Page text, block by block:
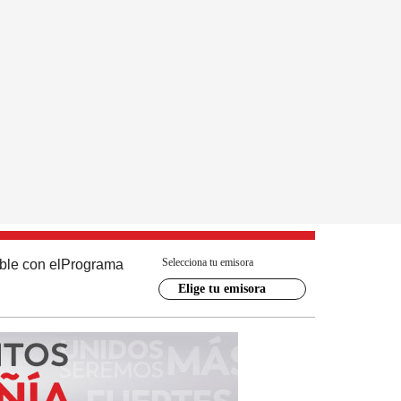
con el Programa Selecciona tu emisora
Elige tu emisora